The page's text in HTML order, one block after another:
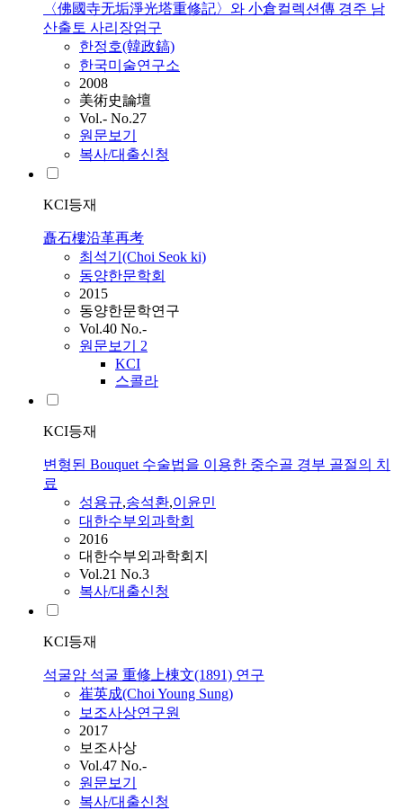
〈佛國寺无垢淨光塔重修記〉와 小倉컬렉션傳 경주 남
산출토 사리장엄구
한정호(韓政鎬)
한국미술연구소
2008
美術史論壇
Vol.- No.27
원문보기
복사/대출신청
KCI등재
矗石樓沿革再考
최석기(Choi Seok ki)
동양한문학회
2015
동양한문학연구
Vol.40 No.-
원문보기 2
KCI
스콜라
KCI등재
변형된 Bouquet 수술법을 이용한 중수골 경부 골절의 치
료
성용규,송석환,이윤민
대한수부외과학회
2016
대한수부외과학회지
Vol.21 No.3
복사/대출신청
KCI등재
석굴암 석굴 重修上棟文(1891) 연구
崔英成(Choi Young Sung)
보조사상연구원
2017
보조사상
Vol.47 No.-
원문보기
복사/대출신청